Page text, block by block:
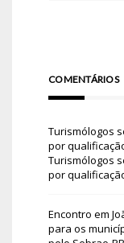
COMENTÁRIOS
Turismólogos
por
Turismólogos
por
Encontro em
para os